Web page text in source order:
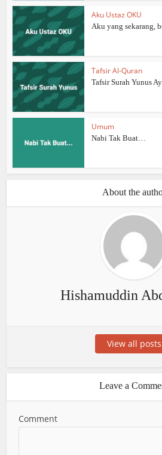
Aku Ustaz OKU
Aku yang sekarang,
Tafsir Al-Quran
Tafsir Surah Yunus
Umum
Nabi Tak Buat…
About the
Hishamuddin
View all posts
Leave a
Comment